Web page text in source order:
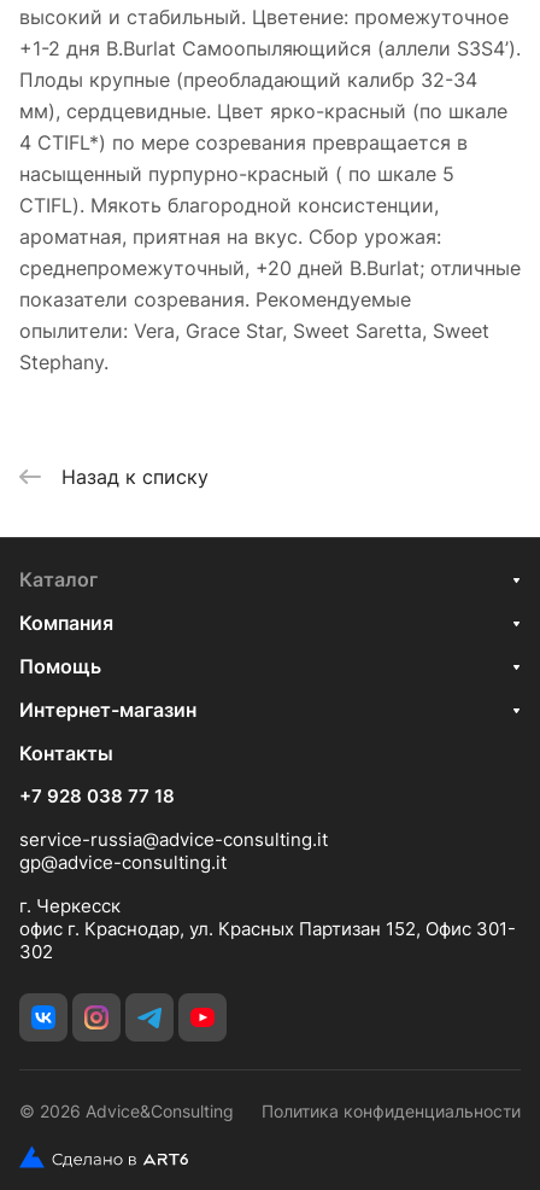
высокий и стабильный. Цветение: промежуточное
+1-2 дня B.Burlat Самоопыляющийся (аллели S3S4’).
Плоды крупные (преобладающий калибр 32-34
мм), сердцевидные. Цвет ярко-красный (по шкале
4 CTIFL*) по мере созревания превращается в
насыщенный пурпурно-красный ( по шкале 5
CTIFL). Мякоть благородной консистенции,
ароматная, приятная на вкус. Сбор урожая:
среднепромежуточный, +20 дней B.Burlat; отличные
показатели созревания. Рекомендуемые
опылители: Vera, Grace Star, Sweet Saretta, Sweet
Stephany.
Назад к списку
Каталог
Компания
Помощь
Интернет-магазин
Контакты
+7 928 038 77 18
service-russia@advice-consulting.it
gp@advice-consulting.it
г. Черкесск
офис г. Краснодар, ул. Красных Партизан 152, Офис 301-
302
© 2026 Advice&Consulting Политика конфиденциальности